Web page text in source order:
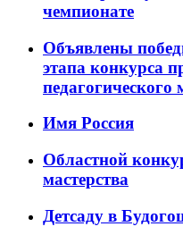
чемпионате
Объявлены
этапа конкурса
педагогического
Имя Россия
Областной
мастерства
Детсаду в